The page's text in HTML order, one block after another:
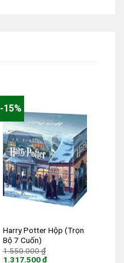
-15%
Harry Potter Hộp (Trọn
Bộ 7 Cuốn)
1.550.000₫
1.317.500₫